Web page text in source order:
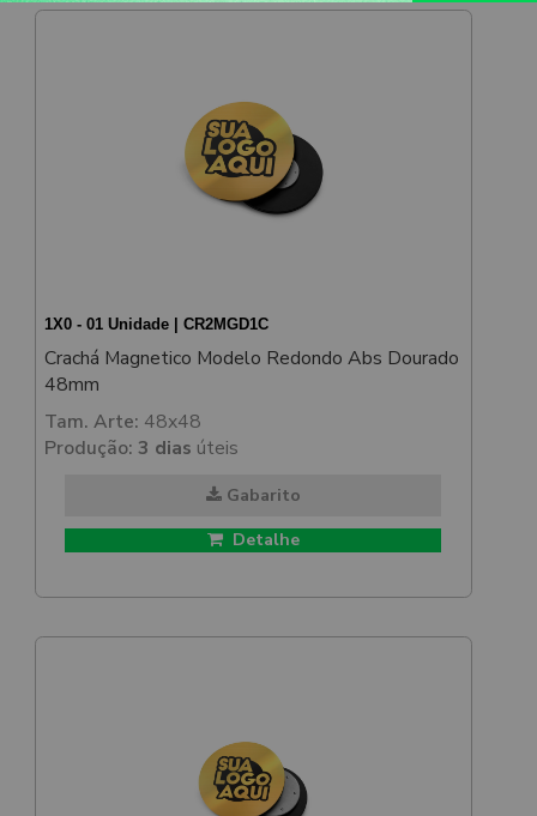
1X0 - 01 Unidade | CR2MGD1C
Crachá Magnetico Modelo Redondo Abs Dourado
48mm
Tam. Arte: 48x48
Produção: 3 dias úteis
Gabarito
Detalhe